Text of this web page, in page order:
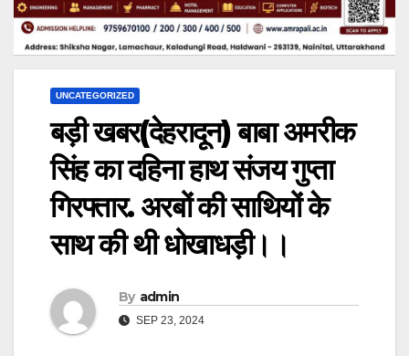
UNCATEGORIZED
बड़ी खबर(देहरादून) बाबा अमरीक
सिंह का दहिना हाथ संजय गुप्ता
गिरफ्तार. अरबों की साथियों के
साथ की थी धोखाधड़ी।।
By admin
SEP 23, 2024